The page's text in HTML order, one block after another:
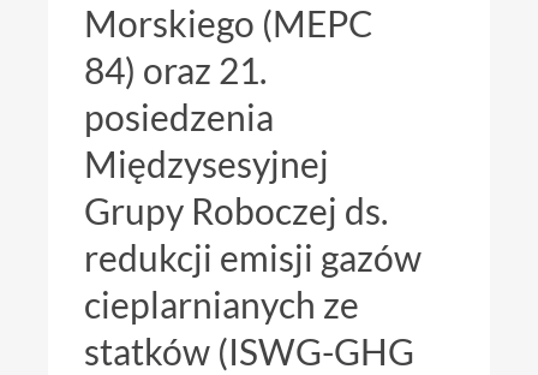
Morskiego (MEPC
84) oraz 21.
posiedzenia
Międzysesyjnej
Grupy Roboczej ds.
redukcji emisji gazów
cieplarnianych ze
statków (ISWG-GHG